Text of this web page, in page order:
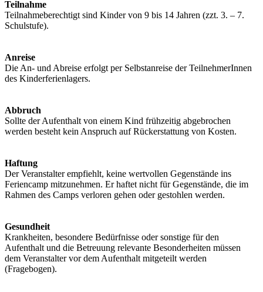
Teilnahme
Teilnahmeberechtigt sind Kinder von 9 bis 14 Jahren (zzt. 3. – 7.
Schulstufe).
Anreise
Die An- und Abreise erfolgt per Selbstanreise der TeilnehmerInnen
des Kinderferienlagers.
Abbruch
Sollte der Aufenthalt von einem Kind frühzeitig abgebrochen
werden besteht kein Anspruch auf Rückerstattung von Kosten.
Haftung
Der Veranstalter empfiehlt, keine wertvollen Gegenstände ins
Feriencamp mitzunehmen. Er haftet nicht für Gegenstände, die im
Rahmen des Camps verloren gehen oder gestohlen werden.
Gesundheit
Krankheiten, besondere Bedürfnisse oder sonstige für den
Aufenthalt und die Betreuung relevante Besonderheiten müssen
dem Veranstalter vor dem Aufenthalt mitgeteilt werden
(Fragebogen).